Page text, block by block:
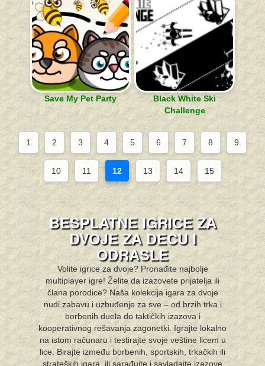
Save My Pet Party
Black White Ski
Challenge
1 2 3 4 5 6 7 8 9
10 11 12 13 14 15
BESPLATNE IGRICE ZA
DVOJE ZA DECU I
ODRASLE
Volite igrice za dvoje? Pronađite najbolje
multiplayer igre! Želite da izazovete prijatelja ili
člana porodice? Naša kolekcija igara za dvoje
nudi zabavu i uzbuđenje za sve – od brzih trka i
borbenih duela do taktičkih izazova i
kooperativnog rešavanja zagonetki. Igrajte lokalno
na istom računaru i testirajte svoje veštine licem u
lice. Birajte između borbenih, sportskih, trkačkih ili
strateških igara, ili sarađujte i savladajte izazove